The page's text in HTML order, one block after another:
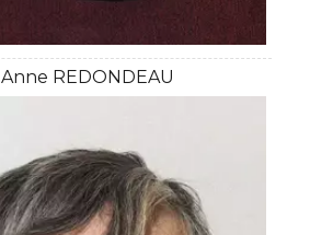
Anne REDONDEAU